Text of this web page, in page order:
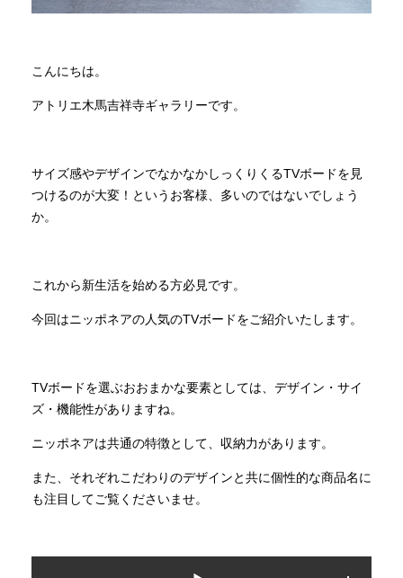
納品事例
INFORMATION
よくあるご質問
こんにちは。
アトリエ木馬吉祥寺ギャラリーです。
サイズ感やデザインでなかなかしっくりくるTVボードを見
つけるのが大変！というお客様、多いのではないでしょう
か。
これから新生活を始める方必見です。
今回はニッポネアの人気のTVボードをご紹介いたします。
TVボードを選ぶおおまかな要素としては、デザイン・サイ
ズ・機能性がありますね。
ニッポネアは共通の特徴として、収納力があります。
また、それぞれこだわりのデザインと共に個性的な商品名に
も注目してご覧くださいませ。